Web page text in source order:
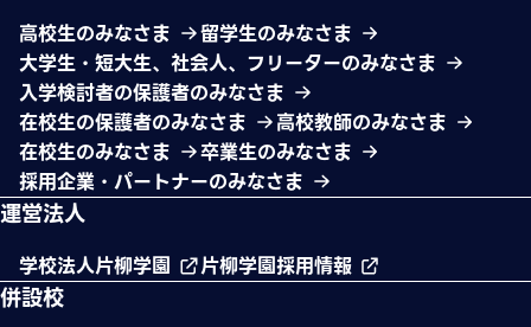
高校生のみなさま
留学生のみなさま
大学生・短大生、社会人、フリーターのみなさま
入学検討者の保護者のみなさま
在校生の保護者のみなさま
高校教師のみなさま
在校生のみなさま
卒業生のみなさま
採用企業・パートナーのみなさま
運営法人
学校法人片柳学園 片柳学園採用情報
併設校